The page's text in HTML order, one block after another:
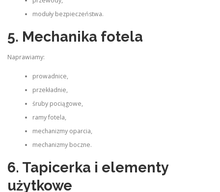
moduły bezpieczeństwa.
5. Mechanika fotela
Naprawiamy:
prowadnice,
przekładnie,
śruby pociągowe,
ramy fotela,
mechanizmy oparcia,
mechanizmy boczne.
6. Tapicerka i elementy
użytkowe